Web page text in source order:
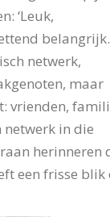
‘Leuk,
netwerk,
maar
vrienden,
netwerk in die
herinneren
een frisse blik